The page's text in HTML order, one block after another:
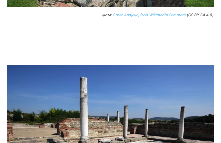
Фото: Goran Andjelic, from Wikimedia Commons (CC BY-SA 4.0)